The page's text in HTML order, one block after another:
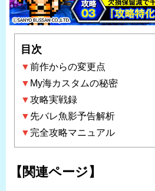
目次
▼前作からの変更点
▼ My海カスタムの秘密
▼攻略実戦録
▼ 先バレ魚影予告解析
▼ 完全攻略マニュアル
【関連ページ】